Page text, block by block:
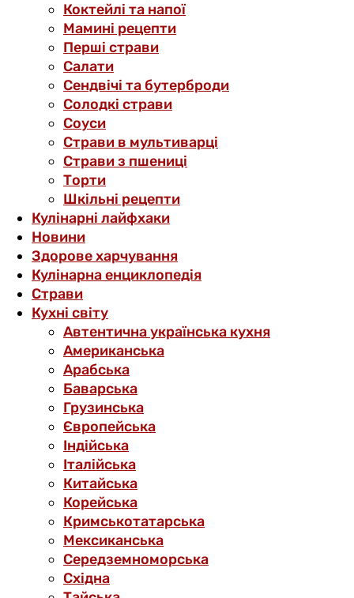
Коктейлі та напої
Мамині рецепти
Перші страви
Салати
Сендвічі та бутерброди
Солодкі страви
Соуси
Страви в мультиварці
Страви з пшениці
Торти
Шкільні рецепти
Кулінарні лайфхаки
Новини
Здорове харчування
Кулінарна енциклопедія
Страви
Кухні світу
Автентична українська кухня
Американська
Арабська
Баварська
Грузинська
Європейська
Індійська
Італійська
Китайська
Корейська
Кримськотатарська
Мексиканська
Середземноморська
Східна